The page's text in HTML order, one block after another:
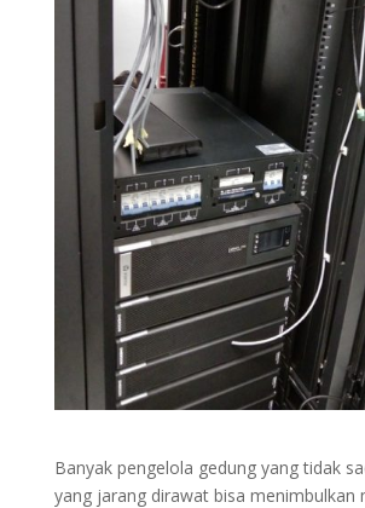
Banyak pengelola gedung yang tidak
yang jarang dirawat bisa menimbulkan